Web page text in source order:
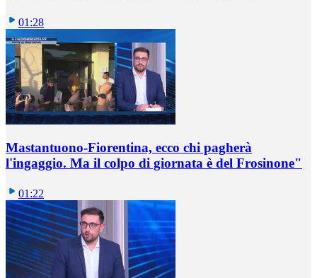
01:28
Mastantuono-Fiorentina, ecco chi pagherà
l'ingaggio. Ma il colpo di giornata è del Frosinone"
01:22